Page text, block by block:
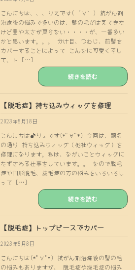
こんにちは、、、りえです( ´∀｀) 抗がん剤
治療後の悩みで多いのは、髪の毛がはえてきた
けど量や太さが戻らない・・・・が、一番多い
かと思います。。。 分け目、つむじ、前髪を
カバーすることによって こんなに可愛くそし
て、ト […]
続きを読む
【脱毛症】持ち込みウィッグを修理
2023年8月18日
こんにちは♪りぇです(*ﾟ∀ﾟ*) 今回は、題名
の通り 持ち込みウィッグ（他社ウィッグ）を
修理になります。私は、ながいことウィッグに
たずさわる仕事をしています。。 なので脱毛
症や円形脱毛、抜毛症の方の悩みをいろいろし
って […]
続きを読む
【脱毛症】トップピースでカバー
2023年8月8日
こんにちは(*ﾟ∀ﾟ*) 抗がん剤治療後の髪の毛
の悩みもありますが、 脱毛症や抜毛症の悩み